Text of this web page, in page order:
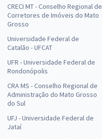
CRECI MT - Conselho Regional de
Corretores de Imóveis do Mato
Grosso
Universidade Federal de
Catalão - UFCAT
UFR - Universidade Federal de
Rondonópolis
CRA MS - Conselho Regional de
Administração do Mato Grosso
do Sul
UFJ - Universidade Federal de
Jataí